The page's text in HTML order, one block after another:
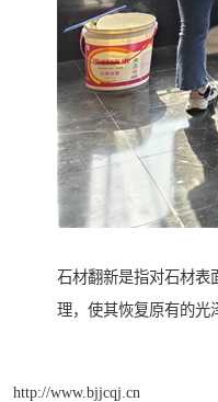
石材翻新是指对石材表
理，使其恢复原有的光
http://www.bjjcqj.cn